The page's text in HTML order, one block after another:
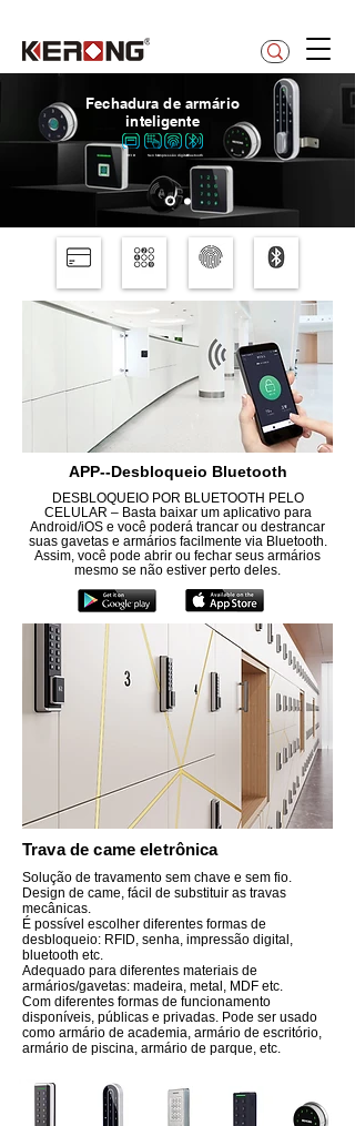
Fechadura de armário
inteligente
RFID SenhaImpressão digitalBluetooth
APP--Desbloqueio Bluetooth
DESBLOQUEIO POR BLUETOOTH PELO
CELULAR – Basta baixar um aplicativo para
Android/iOS e você poderá trancar ou destrancar
suas gavetas e armários facilmente via Bluetooth.
Assim, você pode abrir ou fechar seus armários
mesmo se não estiver perto deles.
Trava de came eletrônica
Solução de travamento sem chave e sem fio.
Design de came, fácil de substituir as travas
mecânicas.
É possível escolher diferentes formas de
desbloqueio: RFID, senha, impressão digital,
bluetooth etc.
Adequado para diferentes materiais de
armários/gavetas: madeira, metal, MDF etc.
Com diferentes formas de funcionamento
disponíveis, públicas e privadas. Pode ser usado
como armário de academia, armário de escritório,
armário de piscina, armário de parque, etc.